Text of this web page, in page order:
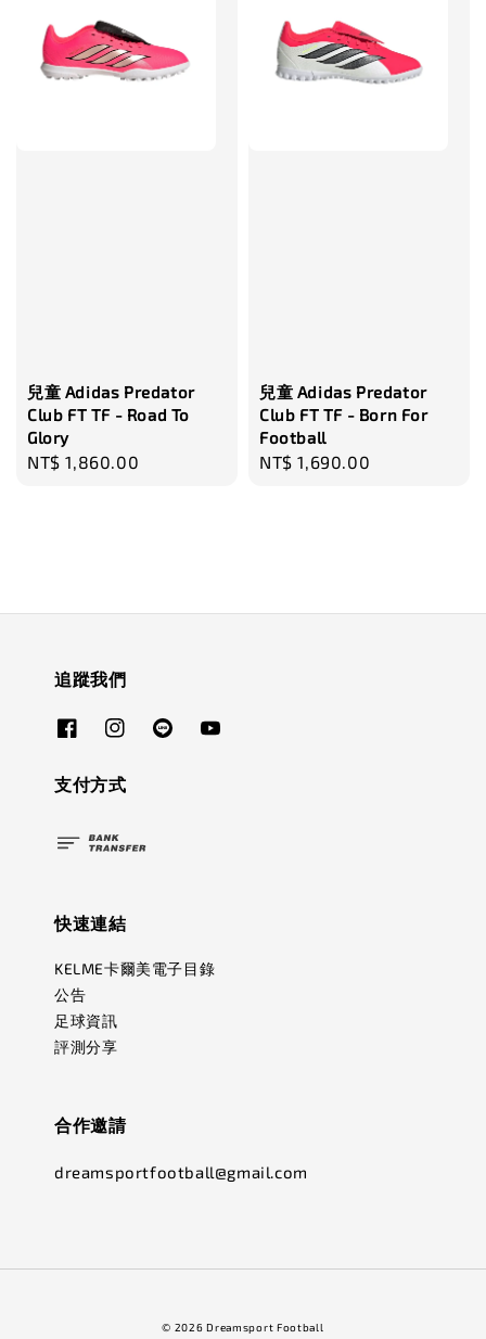
兒童 Adidas Predator
Club FT TF - Road To
Glory
Regular
NT$ 1,860.00
兒童 Adidas Predator
Club FT TF - Born For
Football
Regular
NT$ 1,690.00
追蹤我們
支付方式
快速連結
KELME卡爾美電子目錄
公告
足球資訊
評測分享
合作邀請
dreamsportfootball@gmail.com
© 2026 Dreamsport Football